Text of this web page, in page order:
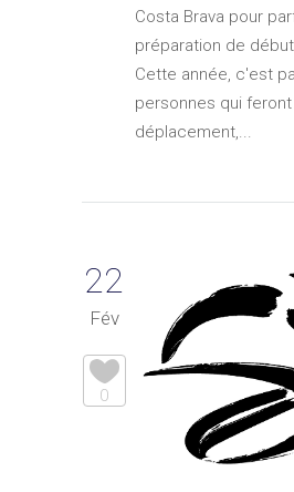
Costa Brava pour
préparation de
Cette année, c'est
personnes qui feront
déplacement,...
22
Fév
0